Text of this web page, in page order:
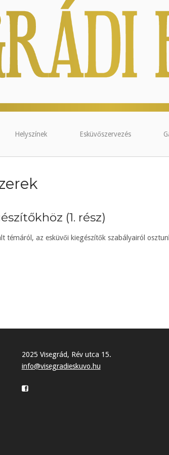
Helyszínek Esküvőszervezés
(1. rész)
témáról, az esküvői kiegészítők szabályairól
2025 Visegrád, Rév utca 15.
info@visegradieskuvo.hu